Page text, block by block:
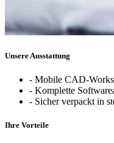
Unsere Ausstattung
- Mobile CAD-
- Komplette
- Sicher verpackt in
Ihre Vorteile